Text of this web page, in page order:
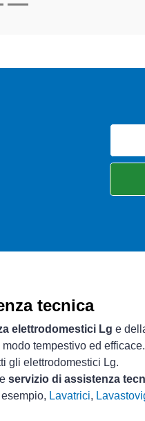
tecnica
elettrodomestici Lg e
tempestivo ed efficace.
gli elettrodomestici Lg.
servizio di assistenza
Lavatrici,